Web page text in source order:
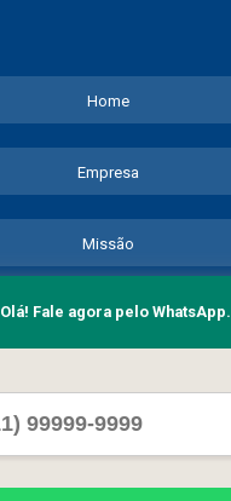
Home
Empresa
Missão
Serviços
Mapa do site
Olá! Fale agora pelo WhatsApp.